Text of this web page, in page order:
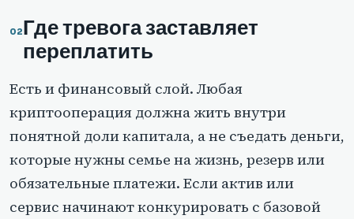
Где тревога заставляет
переплатить
Есть и финансовый слой. Любая
криптооперация должна жить внутри
понятной доли капитала, а не съедать деньги,
которые нужны семье на жизнь, резерв или
обязательные платежи. Если актив или
сервис начинают конкурировать с базовой